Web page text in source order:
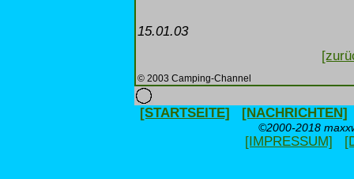
15.01.03
© 2003 Camping-Channel
[STARTSEITE] [NACHRICHTEN]
©2000-2018
[IMPRESSUM]